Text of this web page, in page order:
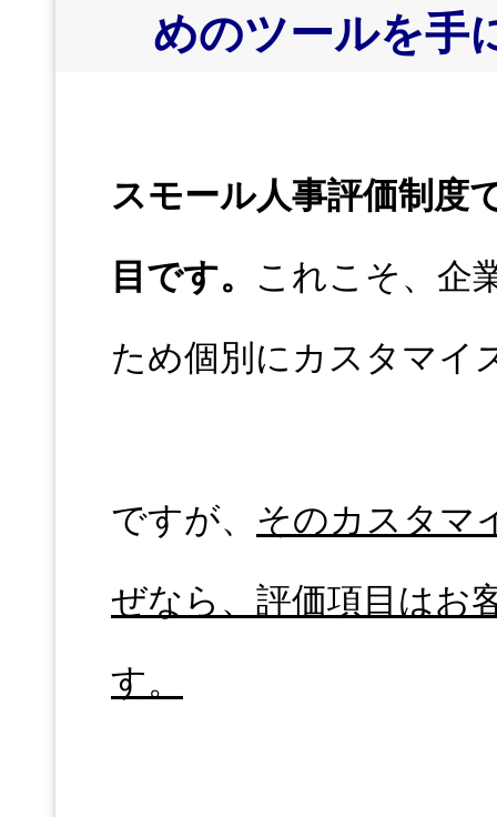
めのツールを手
スモール人事評価制度
目です。 これこそ、企
ため個別にカスタマイ
ですが、 そのカスタマ
ぜなら、評価項目はお
す。